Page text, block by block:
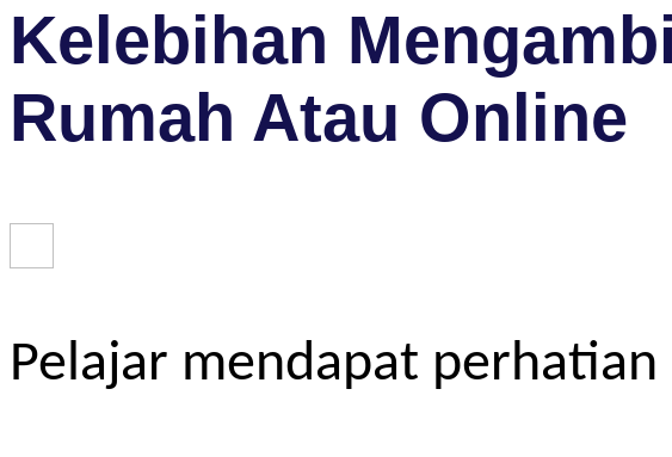
Kelebihan
Rumah Atau Online
Pelajar mendapat perhatian